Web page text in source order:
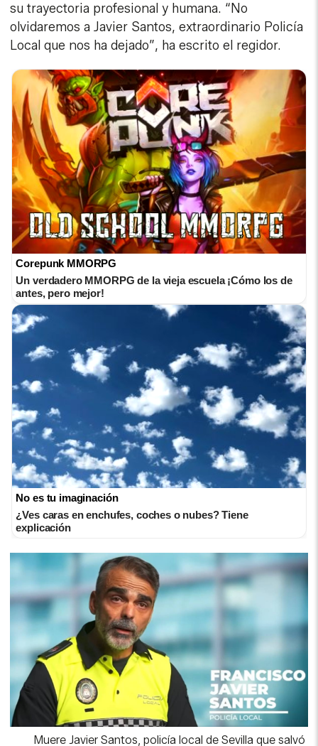
su trayectoria profesional y humana. “No
olvidaremos a Javier Santos, extraordinario Policía
Local que nos ha dejado”, ha escrito el regidor.
Corepunk MMORPG
Un verdadero MMORPG de la vieja escuela ¡Cómo los de
antes, pero mejor!
No es tu imaginación
¿Ves caras en enchufes, coches o nubes? Tiene
explicación
Muere Javier Santos, policía local de Sevilla que salvó